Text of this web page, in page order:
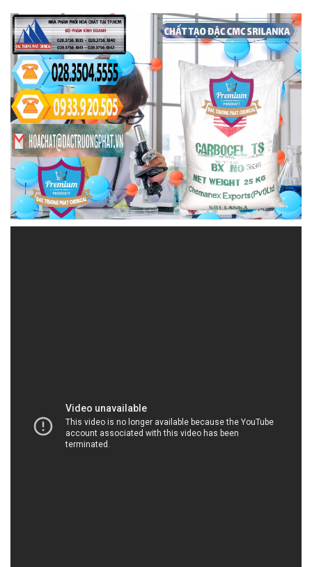
và bán hóa chất tại Thành phố Hồ Chí Minh
Công Ty Hóa Chất Đắc Trường Phát là đối tác đáng